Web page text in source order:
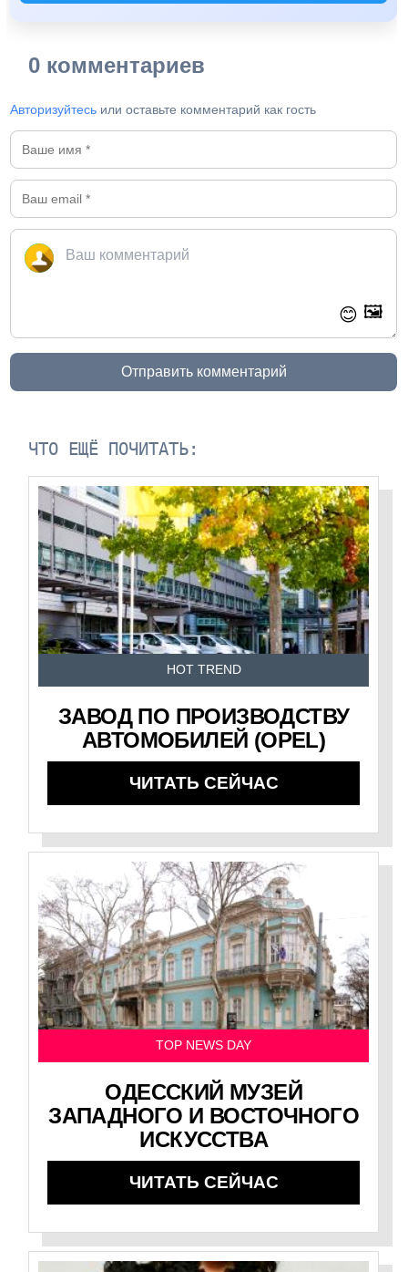
0 комментариев
Авторизуйтесь или оставьте комментарий как гость
😊 🖼️
Отправить комментарий
ЧТО ЕЩЁ ПОЧИТАТЬ:
HOT TREND
ЗАВОД ПО ПРОИЗВОДСТВУ
АВТОМОБИЛЕЙ (OPEL)
ЧИТАТЬ СЕЙЧАС
TOP NEWS DAY
ОДЕССКИЙ МУЗЕЙ
ЗАПАДНОГО И ВОСТОЧНОГО
ИСКУССТВА
ЧИТАТЬ СЕЙЧАС